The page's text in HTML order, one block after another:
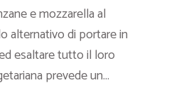
e mozzarella al
alternativo di portare in
esaltare tutto il loro
prevede un...